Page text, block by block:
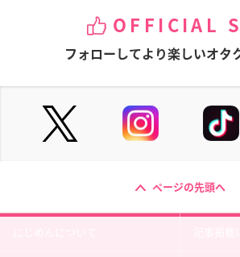
OFFICIAL
フォローしてより楽しいオタ
ページの先頭へ